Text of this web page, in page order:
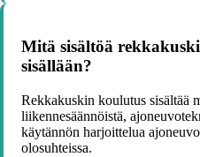
Mitä sisältöä
sisällään?
Rekkakuskin koulutus sisältää
liikennesäännöistä,
käytännön harjoittelua
olosuhteissa.